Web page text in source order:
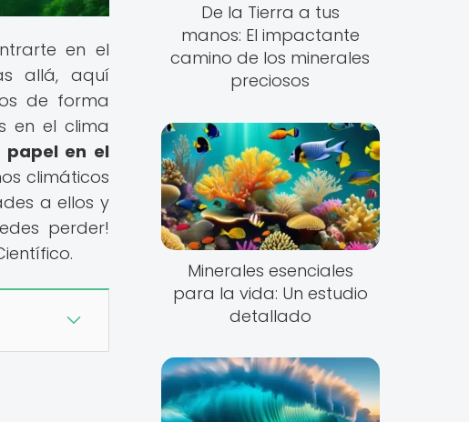
en el
allá, aquí
de forma
en el clima
papel en el
climáticos
a ellos y
perder!
De la Tierra a tus
manos: El impactante
camino de los minerales
preciosos
Minerales esenciales
para la vida: Un estudio
detallado